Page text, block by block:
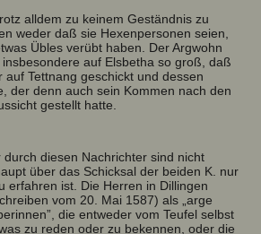
alldem zu keinem Geständnis zu
weder daß sie Hexenpersonen seien,
Übles verübt haben. Der Argwohn
auf Elsbetha so groß, daß
auf Tettnang geschickt und dessen
der denn auch sein Kommen nach den
gestellt hatte.
diesen Nachrichter sind nicht
über das Schicksal der beiden K. nur
erfahren ist. Die Herren in Dillingen
vom 20. Mai 1587) als „arge
die entweder vom Teufel selbst
zu reden oder zu bekennen, oder die